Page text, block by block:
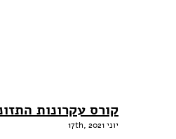
קורס עקרונות
יוני 17th, 2021